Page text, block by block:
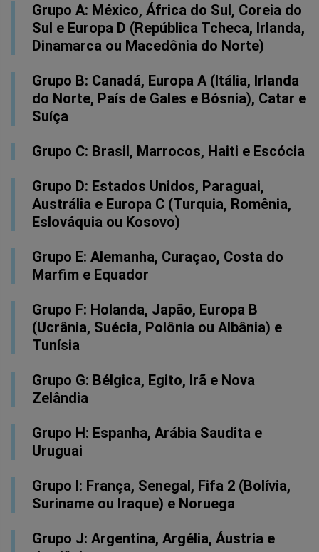
Grupo A: México, África do Sul, Coreia do
Sul e Europa D (República Tcheca, Irlanda,
Dinamarca ou Macedônia do Norte)
Grupo B: Canadá, Europa A (Itália, Irlanda
do Norte, País de Gales e Bósnia), Catar e
Suíça
Grupo C: Brasil, Marrocos, Haiti e Escócia
Grupo D: Estados Unidos, Paraguai,
Austrália e Europa C (Turquia, Romênia,
Eslováquia ou Kosovo)
Grupo E: Alemanha, Curaçao, Costa do
Marfim e Equador
Grupo F: Holanda, Japão, Europa B
(Ucrânia, Suécia, Polônia ou Albânia) e
Tunísia
Grupo G: Bélgica, Egito, Irã e Nova
Zelândia
Grupo H: Espanha, Arábia Saudita e
Uruguai
Grupo I: França, Senegal, Fifa 2 (Bolívia,
Suriname ou Iraque) e Noruega
Grupo J: Argentina, Argélia, Áustria e